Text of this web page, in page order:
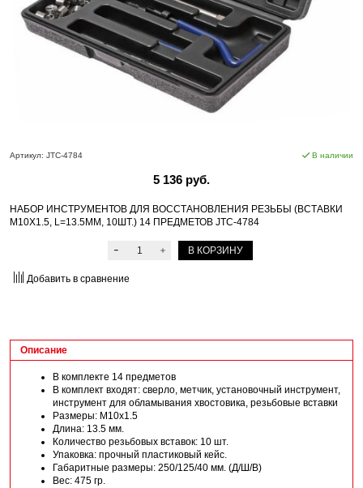
Артикул: JTC-4784 В наличии
5 136 руб.
НАБОР ИНСТРУМЕНТОВ ДЛЯ ВОССТАНОВЛЕНИЯ РЕЗЬБЫ (ВСТАВКИ
М10Х1.5, L=13.5ММ, 10ШТ.) 14 ПРЕДМЕТОВ JTC-4784
В КОРЗИНУ
Добавить в сравнение
Описание
В комплекте 14 предметов
В комплект входят: сверло, метчик, установочный инструмент,
инструмент для обламывания хвостовика, резьбовые вставки
Размеры: М10х1.5
Длина: 13.5 мм.
Количество резьбовых вставок: 10 шт.
Упаковка: прочный пластиковый кейс.
Габаритные размеры: 250/125/40 мм. (Д/Ш/В)
Вес: 475 гр.